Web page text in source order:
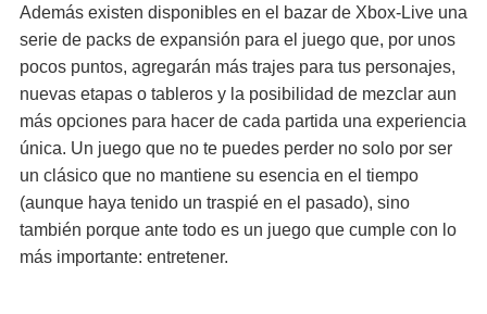
Además existen disponibles en el bazar de Xbox-Live una
serie de packs de expansión para el juego que, por unos
pocos puntos, agregarán más trajes para tus personajes,
nuevas etapas o tableros y la posibilidad de mezclar aun
más opciones para hacer de cada partida una experiencia
única. Un juego que no te puedes perder no solo por ser
un clásico que no mantiene su esencia en el tiempo
(aunque haya tenido un traspié en el pasado), sino
también porque ante todo es un juego que cumple con lo
más importante: entretener.